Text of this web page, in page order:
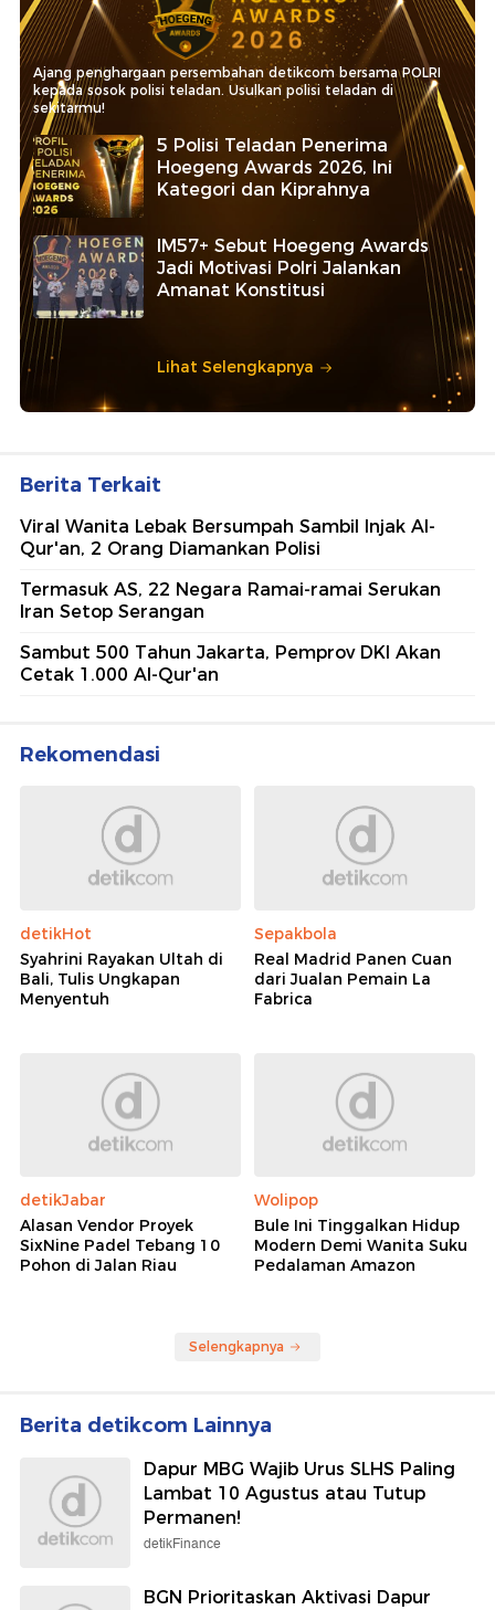
Ajang penghargaan persembahan detikcom bersama POLRI
kepada sosok polisi teladan. Usulkan polisi teladan di
sekitarmu!
5 Polisi Teladan Penerima
Hoegeng Awards 2026, Ini
Kategori dan Kiprahnya
IM57+ Sebut Hoegeng Awards
Jadi Motivasi Polri Jalankan
Amanat Konstitusi
Lihat Selengkapnya
Berita Terkait
Viral Wanita Lebak Bersumpah Sambil Injak Al-
Qur'an, 2 Orang Diamankan Polisi
Termasuk AS, 22 Negara Ramai-ramai Serukan
Iran Setop Serangan
Sambut 500 Tahun Jakarta, Pemprov DKI Akan
Cetak 1.000 Al-Qur'an
Rekomendasi
detikHot
Syahrini Rayakan Ultah di
Bali, Tulis Ungkapan
Menyentuh
Sepakbola
Real Madrid Panen Cuan
dari Jualan Pemain La
Fabrica
detikJabar
Alasan Vendor Proyek
SixNine Padel Tebang 10
Pohon di Jalan Riau
Wolipop
Bule Ini Tinggalkan Hidup
Modern Demi Wanita Suku
Pedalaman Amazon
Selengkapnya
Berita detikcom Lainnya
Dapur MBG Wajib Urus SLHS Paling
Lambat 10 Agustus atau Tutup
Permanen!
detikFinance
BGN Prioritaskan Aktivasi Dapur